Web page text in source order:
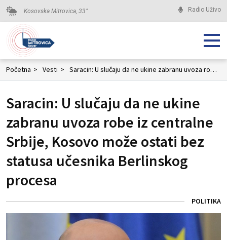
Kosovska Mitrovica, 33° Radio Uživo
Početna > Vesti > Saracin: U slučaju da ne ukine zabranu uvoza robe iz centralne Srbije, Kosovo može ostati bez statusa učesnika Berlinskog procesa
Saracin: U slučaju da ne ukine
zabranu uvoza robe iz centralne
Srbije, Kosovo može ostati bez
statusa učesnika Berlinskog
procesa
POLITIKA